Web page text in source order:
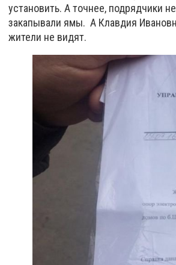
установить. А точнее, подрядчики
закапывали ямы. А Клавдия
жители не видят.